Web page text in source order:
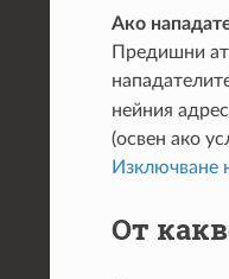
Ако
Предишни
нейния
(освен ако
Изключване
От